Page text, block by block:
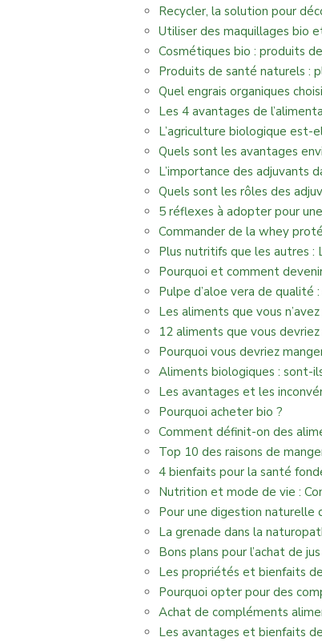
Recycler, la solution pour
Utiliser des maquillages bio
Cosmétiques bio : produits
Produits de santé naturels :
Quel engrais organiques
Les 4 avantages de
L’agriculture biologique est-
Quels sont les avantages
L’importance des adjuvants
Quels sont les rôles des
5 réflexes à adopter pour
Commander de la whey
Plus nutritifs que les autres :
Pourquoi et comment
Pulpe d’aloe vera de qualité
Les aliments que vous
12 aliments que vous
Pourquoi vous devriez
Aliments biologiques : sont-
Les avantages et les
Pourquoi acheter bio ?
Comment définit-on des
Top 10 des raisons de
4 bienfaits pour la santé
Nutrition et mode de vie :
Pour une digestion naturelle
La grenade dans la
Bons plans pour l’achat de
Les propriétés et bienfaits
Pourquoi opter pour des
Achat de compléments
Les avantages et bienfaits